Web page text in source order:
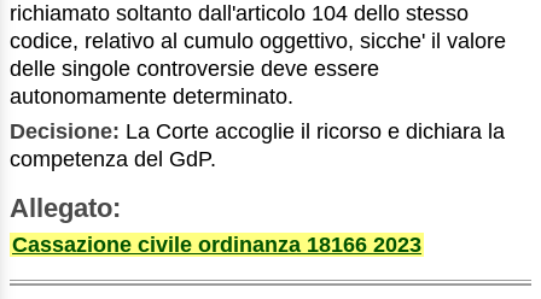
richiamato soltanto dall'articolo 104 dello stesso
codice, relativo al cumulo oggettivo, sicche' il valore
delle singole controversie deve essere
autonomamente determinato.
Decisione: La Corte accoglie il ricorso e dichiara la
competenza del GdP.
Allegato:
Cassazione civile ordinanza 18166 2023